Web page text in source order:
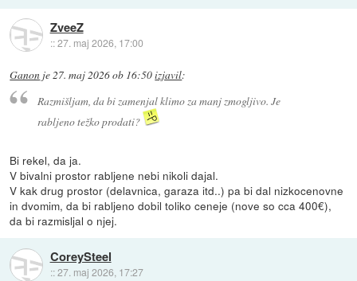
ZveeZ
::27. maj 2026, 17:00
Ganon je 27. maj 2026 ob 16:50izjavil:
Razmišljam, da bi zamenjal klimo za manj zmogljivo. Je
rabljeno težko prodati?
Bi rekel, da ja.
V bivalni prostor rabljene nebi nikoli dajal.
V kak drug prostor (delavnica, garaza itd..) pa bi dal nizkocenovne
in dvomim, da bi rabljeno dobil toliko ceneje (nove so cca 400€),
da bi razmisljal o njej.
CoreySteel
::27. maj 2026, 17:27